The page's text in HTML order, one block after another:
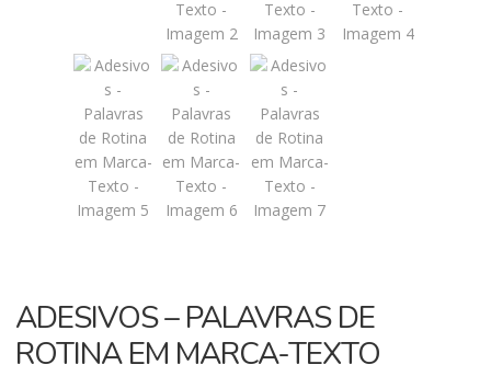
ADESIVOS – PALAVRAS DE
ROTINA EM MARCA-TEXTO